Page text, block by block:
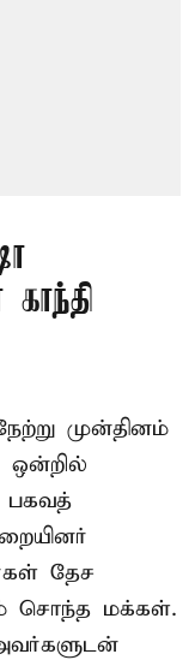
காந்தி
முன்தினம்
ஒன்றில்
தேச
சொந்த மக்கள்.